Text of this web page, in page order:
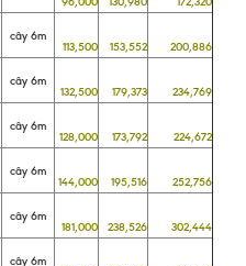
cây 6m
113,500 153,552 200,886
cây 6m
132,500 179,373 234,769
cây 6m
128,000 173,792 224,672
cây 6m
144,000 195,516 252,756
cây 6m
181,000 238,526 302,444
cây 6m